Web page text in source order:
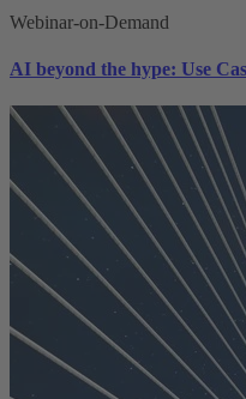
Webinar-on-Demand
AI beyond the hype: Use